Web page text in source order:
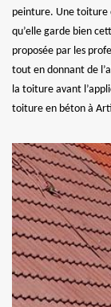
peinture. Une toiture
qu’elle garde bien
proposée par les
tout en donnant de
la toiture avant
toiture en béton à